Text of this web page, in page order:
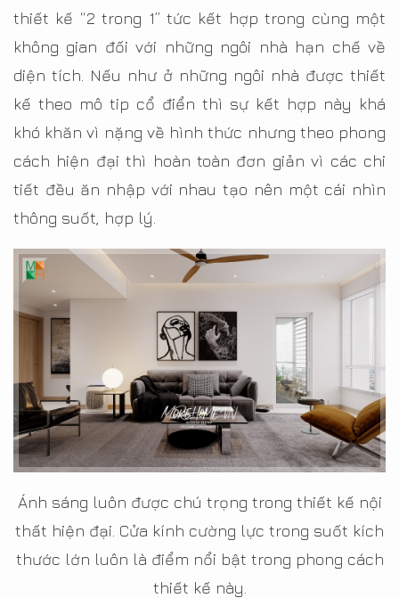
thiết kế “2 trong 1” tức kết hợp trong cùng một
không gian đối với những ngôi nhà hạn chế về
diện tích. Nếu như ở những ngôi nhà được thiết
kế theo mô tip cổ điển thì sự kết hợp này khá
khó khăn vì nặng về hình thức nhưng theo phong
cách hiện đại thì hoàn toàn đơn giản vì các chi
tiết đều ăn nhập với nhau tạo nên một cái nhìn
thông suốt, hợp lý.
Ánh sáng luôn được chú trọng trong thiết kế nội
thất hiện đại. Cửa kính cường lực trong suốt kích
thước lớn luôn là điểm nổi bật trong phong cách
thiết kế này.